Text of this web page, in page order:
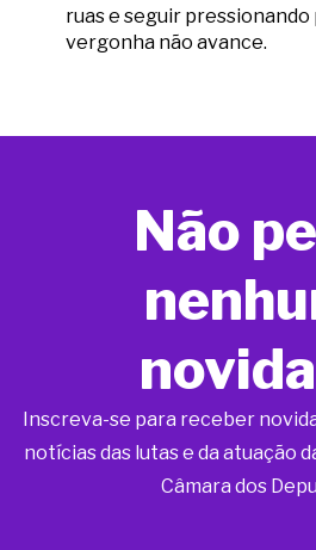
ruas e seguir pressionando
vergonha não avance.
Não
Inscreva-se para receber
notícias das lutas e da atuação
Câmara dos